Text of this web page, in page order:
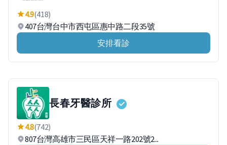
4.9(418)
407台灣台中市西屯區惠中路二段35號
安排看診
長春牙醫診所
4.8(742)
807台灣高雄市三民區天祥一路202號2...